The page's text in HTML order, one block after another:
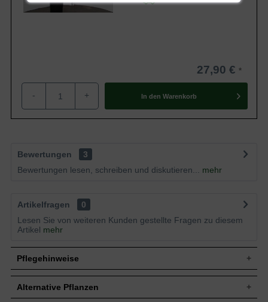
27,90 €
- + In den Warenkorb
Bewertungen
3
Bewertungen lesen, schreiben und diskutieren...
mehr
Artikelfragen
0
Lesen Sie von weiteren Kunden gestellte Fragen zu diesem
Artikel mehr
Pflegehinweise
Pflanz- und Pflegetipps Ribes nigrum 'Jostabes' /
Alternative Pflanzen